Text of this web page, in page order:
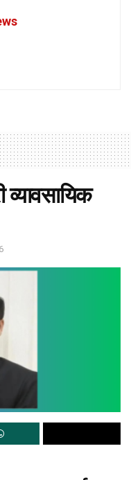
व्यावसायिक